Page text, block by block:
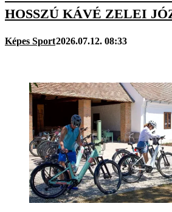
HOSSZÚ KÁVÉ ZELEI
Képes Sport2026.07.12. 08:33